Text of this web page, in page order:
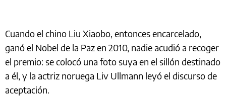
Cuando el chino Liu Xiaobo, entonces encarcelado,
ganó el Nobel de la Paz en 2010, nadie acudió a recoger
el premio: se colocó una foto suya en el sillón destinado
a él, y la actriz noruega Liv Ullmann leyó el discurso de
aceptación.